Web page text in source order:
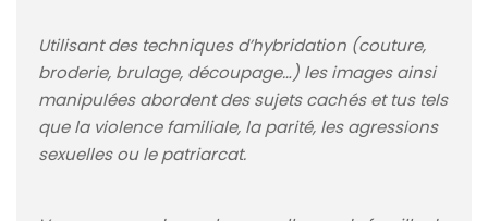
Utilisant des techniques d’hybridation (couture,
broderie, brulage, découpage…) les images ainsi
manipulées abordent des sujets cachés et tus tels
que la violence familiale, la parité, les agressions
sexuelles ou le patriarcat.